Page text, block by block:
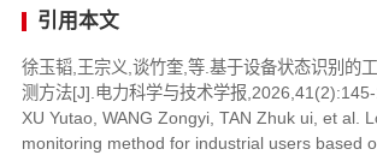
引用本文
徐玉韬,王宗义,谈竹奎,等.基于设备状态识别的
测方法[J].电力科学与技术学报,2026,41(2):145-
XU Yutao, WANG Zongyi, TAN Zhuk ui, et al.
monitoring method for industrial users based